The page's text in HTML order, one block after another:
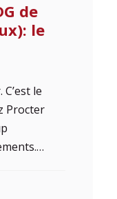
de
le
le
Procter